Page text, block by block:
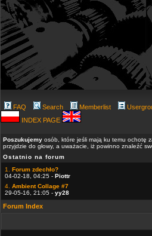
FAQ Search Memberlist
INDEX PAGE
Poszukujemy osób, które jeśli mają ku temu ochotę
przyjdzie do głowy, a uważacie, iż powinno znaleźć
Ostatnio na forum
1. Forum zdechło?
04-02-18, 04:25 - Piottr
4. Ambient Collage #7
29-05-16, 21:05 - yy28
Forum Index